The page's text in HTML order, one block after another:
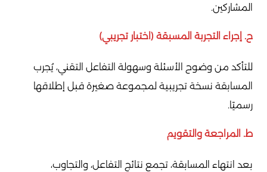
المشاركين.
ح. إجراء التجربة المسبقة (اختبار تجريبي)
للتأكد من وضوح الأسئلة وسهولة التفاعل التقني، يُجرب
المسابقة نسخة تجريبية لمجموعة صغيرة قبل إطلاقها
رسميًا.
ط. المراجعة والتقويم
بعد انتهاء المسابقة، تجمع نتائج التفاعل، والتجاوب،